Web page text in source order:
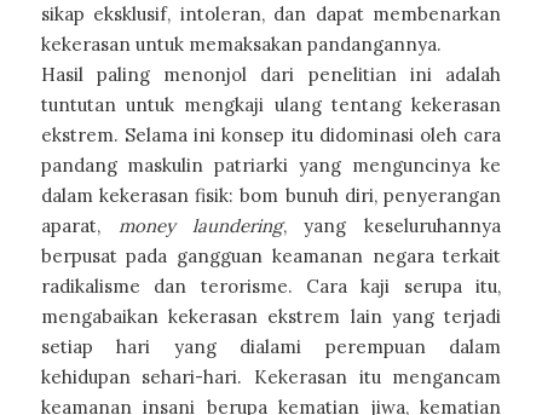
sikap eksklusif, intoleran, dan dapat membenarkan
kekerasan untuk memaksakan pandangannya.
Hasil paling menonjol dari penelitian ini adalah
tuntutan untuk mengkaji ulang tentang kekerasan
ekstrem. Selama ini konsep itu didominasi oleh cara
pandang maskulin patriarki yang menguncinya ke
dalam kekerasan fisik: bom bunuh diri, penyerangan
aparat, money laundering, yang keseluruhannya
berpusat pada gangguan keamanan negara terkait
radikalisme dan terorisme. Cara kaji serupa itu,
mengabaikan kekerasan ekstrem lain yang terjadi
setiap hari yang dialami perempuan dalam
kehidupan sehari-hari. Kekerasan itu mengancam
keamanan insani berupa kematian jiwa, kematian